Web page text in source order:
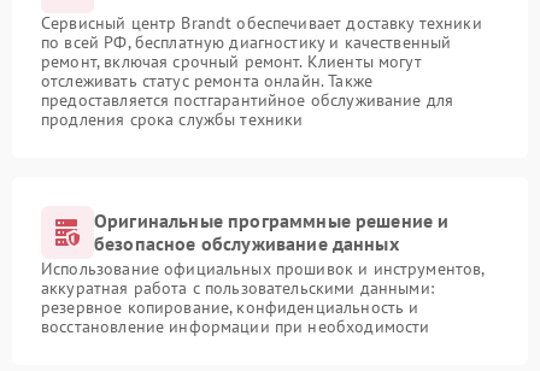
Сервисный центр Brandt обеспечивает доставку техники
по всей РФ, бесплатную диагностику и качественный
ремонт, включая срочный ремонт. Клиенты могут
отслеживать статус ремонта онлайн. Также
предоставляется постгарантийное обслуживание для
продления срока службы техники
Оригинальные программные решение и
безопасное обслуживание данных
Использование официальных прошивок и инструментов,
аккуратная работа с пользовательскими данными:
резервное копирование, конфиденциальность и
восстановление информации при необходимости